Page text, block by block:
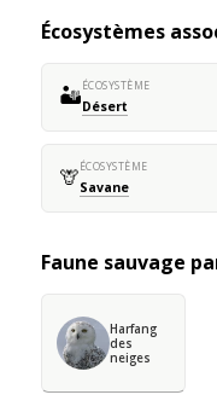
Écosystèmes
🏜️ÉCOSYSTÈME
Désert
🦒ÉCOSYSTÈME
Savane
Faune sauvage
Harfang
des
neiges